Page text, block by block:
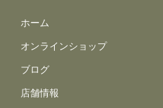
サイトナビゲーション
ホーム
オンラインショップ
ブログ
店舗情報